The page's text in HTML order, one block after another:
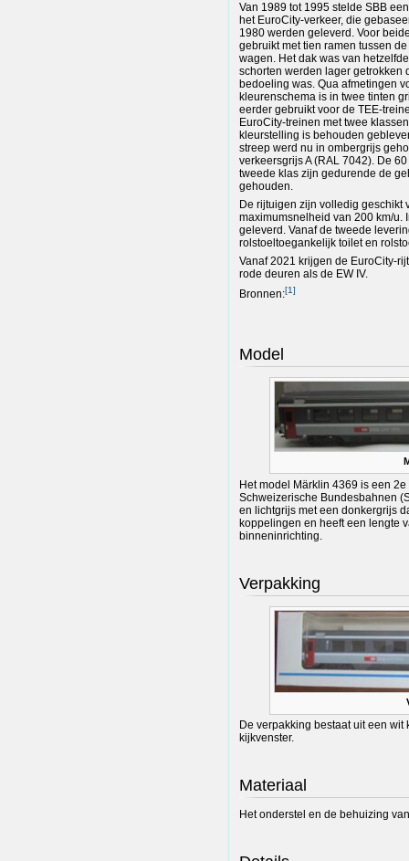
Van 1989 tot 1995 stelde SBB
het EuroCity-verkeer, die
1980 werden geleverd. Voor
gebruikt met tien ramen tussen
wagen. Het dak was van
schorten werden lager getrokken
bedoeling was. Qua afmetingen
kleurenschema is in twee tinten
eerder gebruikt voor de TEE-
EuroCity-treinen met twee
kleurstelling is behouden
streep werd nu in ombergrijs
verkeersgrijs A (RAL 7042). De
tweede klas zijn gedurende de
gehouden.
De rijtuigen zijn volledig geschikt
maximumsnelheid van 200 km/u.
geleverd. Vanaf de tweede
rolstoeltoegankelijk toilet en
Vanaf 2021 krijgen de EuroCity-
rode deuren als de EW IV.
Bronnen:[1]
Model
Het model Märklin 4369 is een
Schweizerische Bundesbahnen
en lichtgrijs met een donkergrijs
koppelingen en heeft een lengte
binneninrichting.
Verpakking
De verpakking bestaat uit een
kijkvenster.
Materiaal
Het onderstel en de behuizing